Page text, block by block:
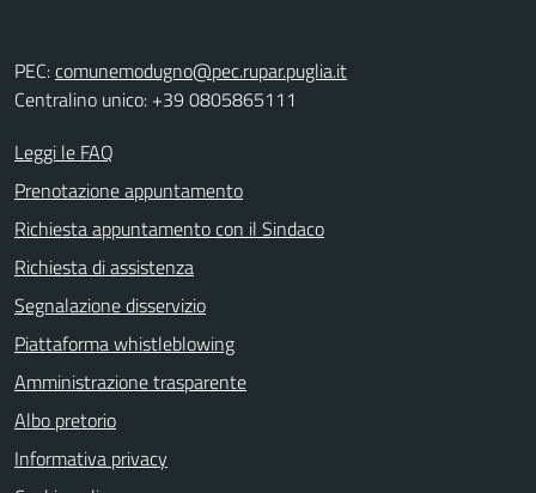
PEC:comunemodugno@pec.rupar.puglia.it
Centralino unico: +39 0805865111
Leggi le FAQ
Prenotazione appuntamento
Richiesta appuntamento con il Sindaco
Richiesta di assistenza
Segnalazione disservizio
Piattaforma whistleblowing
Amministrazione trasparente
Albo pretorio
Informativa privacy